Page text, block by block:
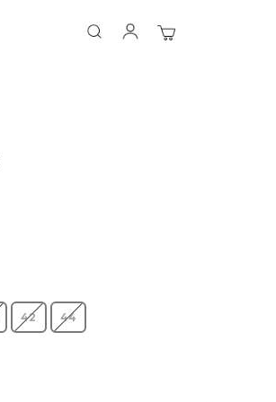
Search
Meu Carrinho
42 44